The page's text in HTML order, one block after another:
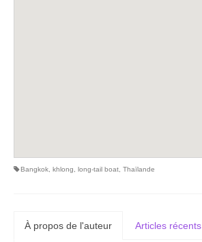
Bangkok khlong long-tail boat Thaïlande
À propos de l'auteur Articles récents